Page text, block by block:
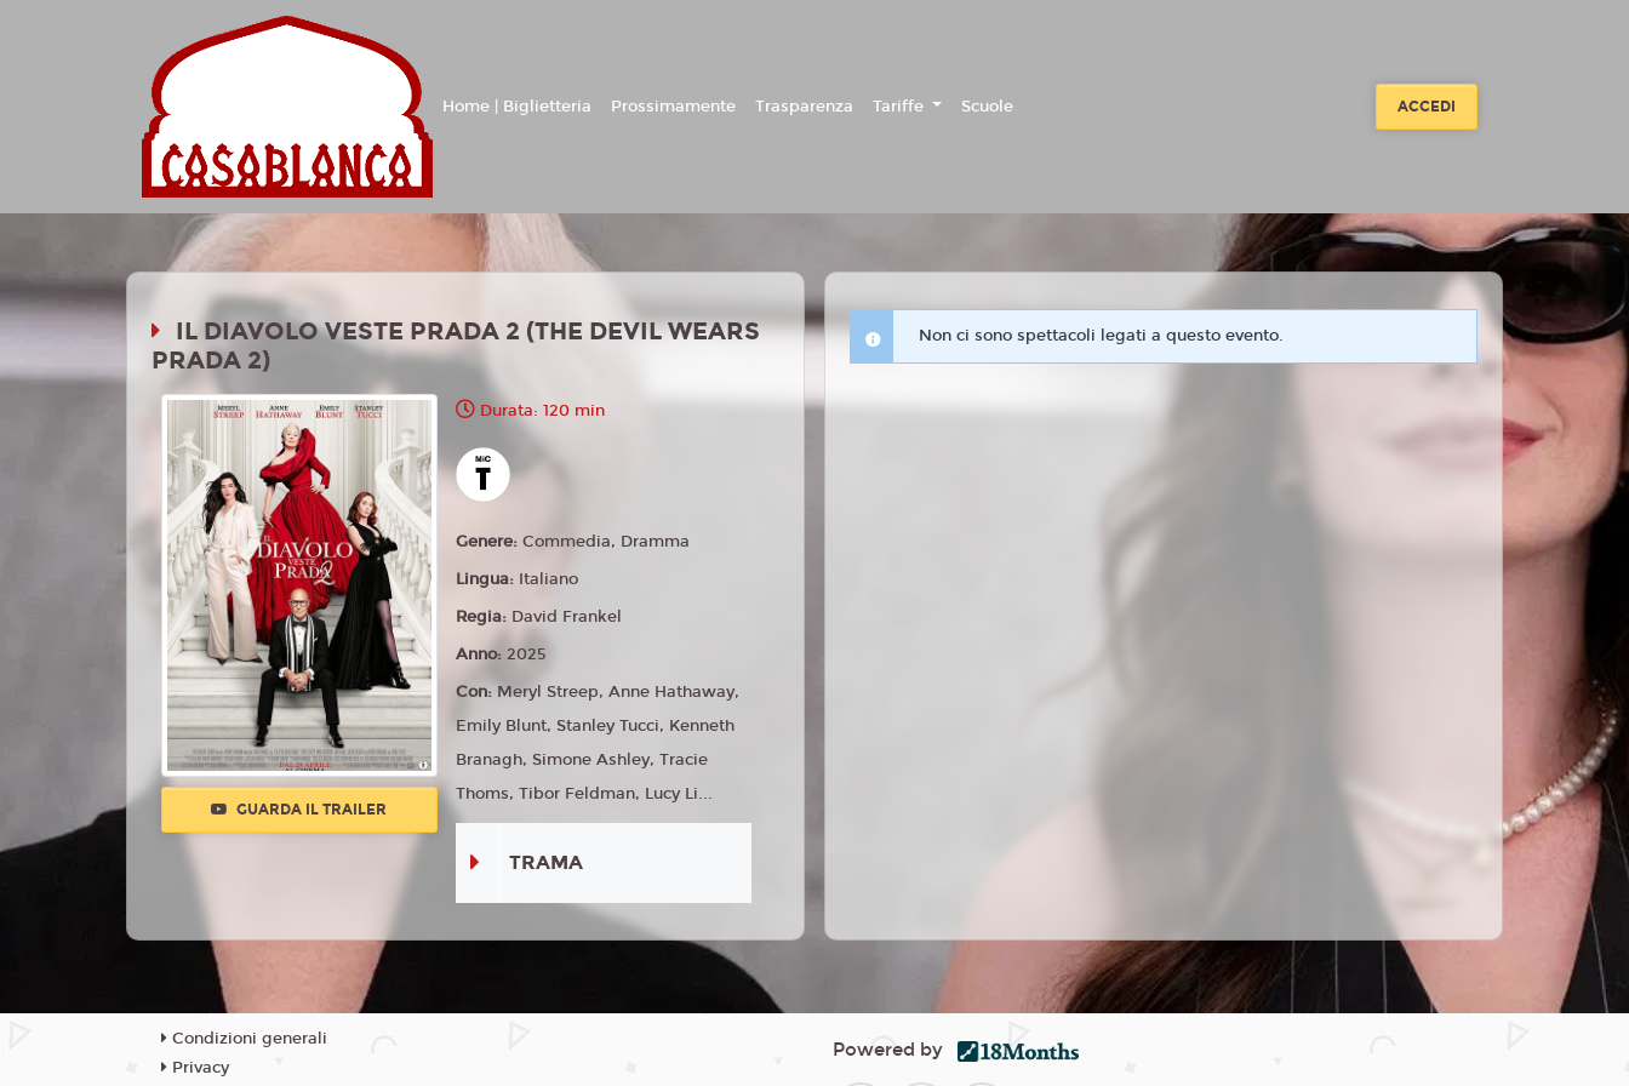
Home | Biglietteria Prossimamente Trasparenza Tariffe Scuole ACCEDI
IL DIAVOLO VESTE PRADA 2 (THE DEVIL WEARS
PRADA 2)
GUARDA IL TRAILER
Durata: 120 min
Genere:Commedia, Dramma
Lingua: Italiano
Regia: David Frankel
Anno:2025
Con: Meryl Streep, Anne Hathaway,
Emily Blunt, Stanley Tucci, Kenneth
Branagh, Simone Ashley, Tracie
Thoms, Tibor Feldman, Lucy Li...
TRAMA
Non ci sono spettacoli legati a questo evento.
Condizioni generali
Privacy
Powered by